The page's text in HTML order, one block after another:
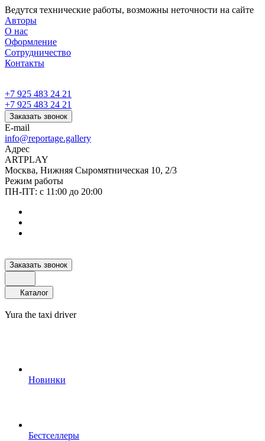
Ведутся технические работы, возможны неточности на сайте
Авторы
О нас
Оформление
Сотрудничество
Контакты
+7 925 483 24 21
+7 925 483 24 21
Заказать звонок
E-mail
info@reportage.gallery
Адрес
ARTPLAY
Москва, Нижняя Сыромятническая 10, 2/3
Режим работы
ПН-ПТ: с 11:00 до 20:00
Заказать звонок
Каталог
Yura the taxi driver
Новинки
Бестселлеры